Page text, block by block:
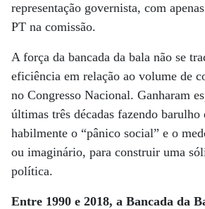
representação governista, com
PT na comissão.
A força da bancada da bala não se
eficiência em relação ao volume de
no Congresso Nacional. Ganharam
últimas três décadas fazendo barulho
habilmente o “pânico social” e o
ou imaginário, para construir uma
política.
Entre 1990 e 2018, a Bancada da